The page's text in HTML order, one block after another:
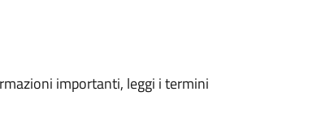
importanti, leggi i termini